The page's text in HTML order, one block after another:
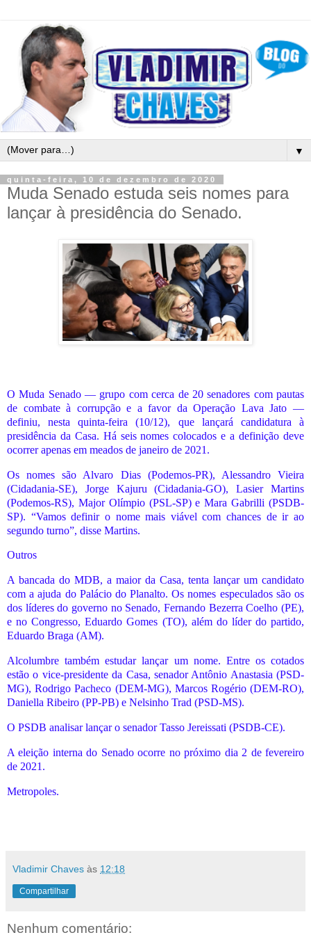
▼
quinta-feira, 10 de dezembro de 2020
Muda Senado estuda seis nomes para
lançar à presidência do Senado.
O Muda Senado — grupo com cerca de 20 senadores com pautas
de combate à corrupção e a favor da Operação Lava Jato —
definiu, nesta quinta-feira (10/12), que lançará candidatura à
presidência da Casa. Há seis nomes colocados e a definição deve
ocorrer apenas em meados de janeiro de 2021.
Os nomes são Alvaro Dias (Podemos-PR), Alessandro Vieira
(Cidadania-SE), Jorge Kajuru (Cidadania-GO), Lasier Martins
(Podemos-RS), Major Olímpio (PSL-SP) e Mara Gabrilli (PSDB-
SP). “Vamos definir o nome mais viável com chances de ir ao
segundo turno”, disse Martins.
Outros
A bancada do MDB, a maior da Casa, tenta lançar um candidato
com a ajuda do Palácio do Planalto. Os nomes especulados são os
dos líderes do governo no Senado, Fernando Bezerra Coelho (PE),
e no Congresso, Eduardo Gomes (TO), além do líder do partido,
Eduardo Braga (AM).
Alcolumbre também estudar lançar um nome. Entre os cotados
estão o vice-presidente da Casa, senador Antônio Anastasia (PSD-
MG), Rodrigo Pacheco (DEM-MG), Marcos Rogério (DEM-RO),
Daniella Ribeiro (PP-PB) e Nelsinho Trad (PSD-MS).
O PSDB analisar lançar o senador Tasso Jereissati (PSDB-CE).
A eleição interna do Senado ocorre no próximo dia 2 de fevereiro
de 2021.
Metropoles.
Vladimir Chaves às 12:18
Compartilhar
Nenhum comentário: